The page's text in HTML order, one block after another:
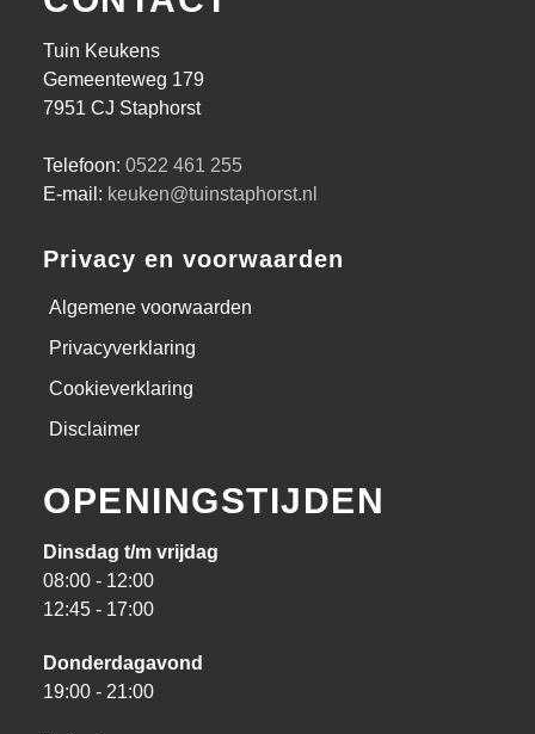
Tuin Keukens
Gemeenteweg 179
7951 CJ Staphorst
Telefoon: 0522 461 255
E-mail: keuken@tuinstaphorst.nl
Privacy en voorwaarden
Algemene voorwaarden
Privacyverklaring
Cookieverklaring
Disclaimer
OPENINGSTIJDEN
Dinsdag t/m vrijdag
08:00 - 12:00
12:45 - 17:00
Donderdagavond
19:00 - 21:00